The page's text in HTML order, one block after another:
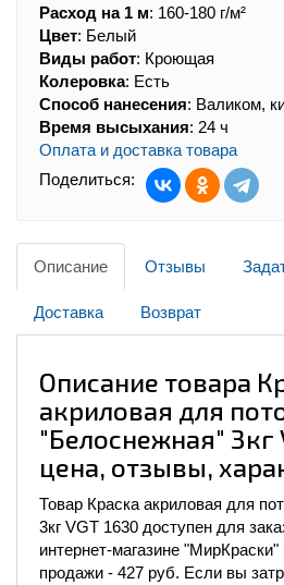
Расход на 1 м: 160-180 г/м²
Цвет: Белый
Виды работ: Кроющая
Колеровка: Есть
Способ нанесения: Валиком,
Время высыхания: 24 ч
Оплата и доставка товара
Поделиться:
Описание Отзывы
Доставка Возврат
Описание товара
акриловая для
"Белоснежная" 3кг
цена, отзывы,
Товар Краска акриловая для
3кг VGT 1630 доступен для
интернет-магазине
продажи - 427 руб. Если вы